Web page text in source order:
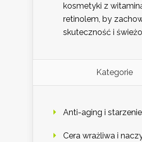
kosmetyki z
retinolem, by
skuteczność i
Kategorie
Anti-aging i
Cera wrażliwa i